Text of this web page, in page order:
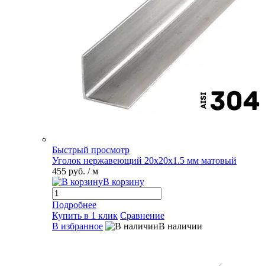
Быстрый просмотр
Уголок нержавеющий 20х20х1.5 мм матовый
455 руб. / м
В корзину
Подробнее
Купить в 1 клик Сравнение
В избранное
В наличии